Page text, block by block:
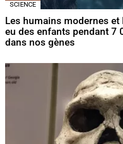
SCIENCE
Les humains modernes
eu des enfants pendant 7
dans nos gènes